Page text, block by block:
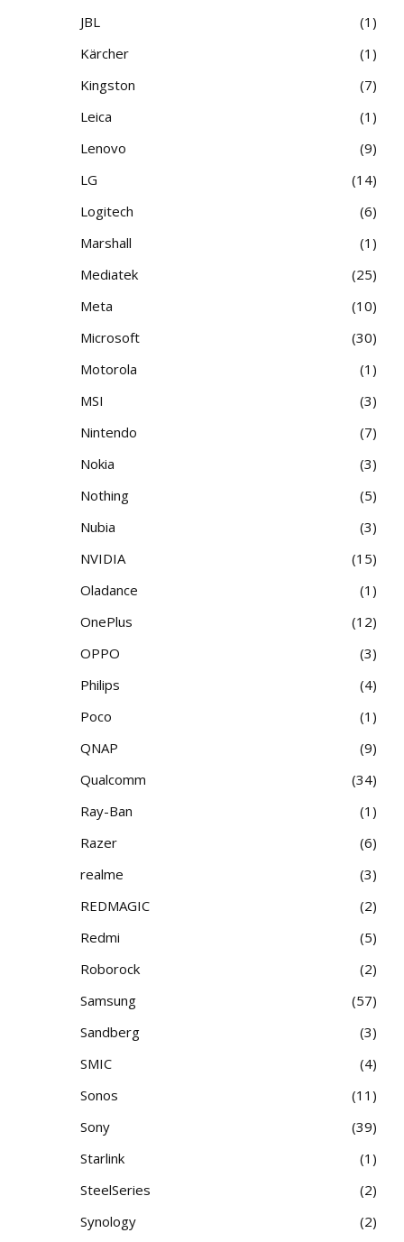
JBL
1
Kärcher
1
Kingston
7
Leica
1
Lenovo
9
LG
14
Logitech
6
Marshall
1
Mediatek
25
Meta
10
Microsoft
30
Motorola
1
MSI
3
Nintendo
7
Nokia
3
Nothing
5
Nubia
3
NVIDIA
15
Oladance
1
OnePlus
12
OPPO
3
Philips
4
Poco
1
QNAP
9
Qualcomm
34
Ray-Ban
1
Razer
6
realme
3
REDMAGIC
2
Redmi
5
Roborock
2
Samsung
57
Sandberg
3
SMIC
4
Sonos
11
Sony
39
Starlink
1
SteelSeries
2
Synology
2